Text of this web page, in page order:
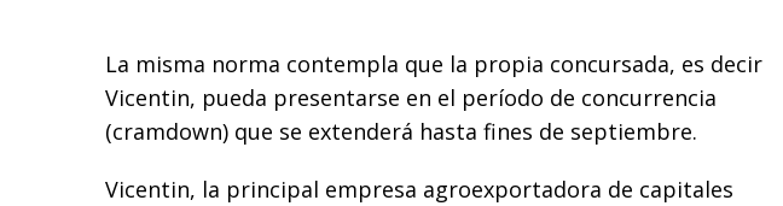
La misma norma contempla que la propia concursada, es decir
Vicentin, pueda presentarse en el período de concurrencia
(cramdown) que se extenderá hasta fines de septiembre.
Vicentin, la principal empresa agroexportadora de capitales